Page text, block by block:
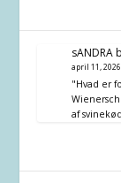
sANDRA
april 11, 2026
"Hvad er
af